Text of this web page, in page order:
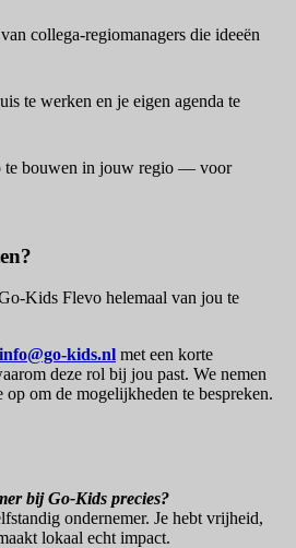
collega-regiomanagers die ideeën
te werken en je eigen agenda te
te bouwen in jouw regio — voor
Kids Flevo helemaal van jou te
info@go-kids.nl met een korte
deze rol bij jou past. We nemen
op om de mogelijkheden te bespreken.
bij Go-Kids precies?
ondernemer. Je hebt vrijheid,
lokaal echt impact.